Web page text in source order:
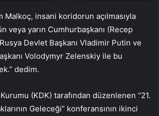
Malkoç, insani koridorun açılmasıyla
veya yarın Cumhurbaşkanı (Recep
Devlet Başkanı Vladimir Putin ve
Volodymyr Zelenskiy ile bu
dedim.
(KDK) tarafından düzenlenen “21.
Geleceği” konferansının ikinci